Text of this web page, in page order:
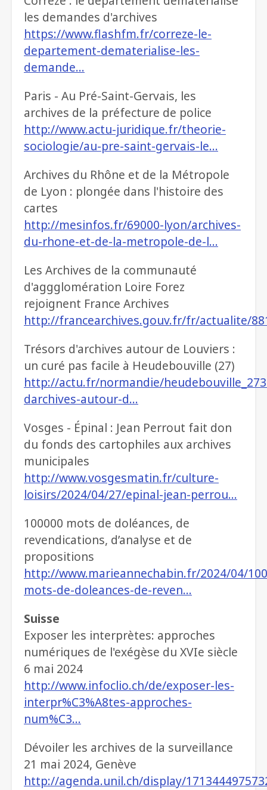
les demandes d'archives
https://www.flashfm.fr/correze-le-
departement-dematerialise-les-
demande…
Paris - Au Pré-Saint-Gervais, les
archives de la préfecture de police
http://www.actu-juridique.fr/theorie-
sociologie/au-pre-saint-gervais-le…
Archives du Rhône et de la Métropole
de Lyon : plongée dans l'histoire des
cartes
http://mesinfos.fr/69000-lyon/archives-
du-rhone-et-de-la-metropole-de-l…
Les Archives de la communauté
d'aggglomération Loire Forez
rejoignent France Archives
http://francearchives.gouv.fr/fr/actualite/
Trésors d'archives autour de Louviers :
un curé pas facile à Heudebouville (27)
http://actu.fr/normandie/
darchives-autour-d…
Vosges - Épinal : Jean Perrout fait don
du fonds des cartophiles aux archives
municipales
http://www.vosgesmatin.fr/culture-
loisirs/2024/04/27/epinal-jean-perrou…
100000 mots de doléances, de
revendications, d’analyse et de
propositions
http://www.marieannechabin.fr/2024/04/
mots-de-doleances-de-reven…
Suisse
Exposer les interprètes: approches
numériques de l'exégèse du XVIe siècle
6 mai 2024
http://www.infoclio.ch/de/exposer-les-
interpr%C3%A8tes-approches-
num%C3…
Dévoiler les archives de la surveillance
21 mai 2024, Genève
http://agenda.unil.ch/display/